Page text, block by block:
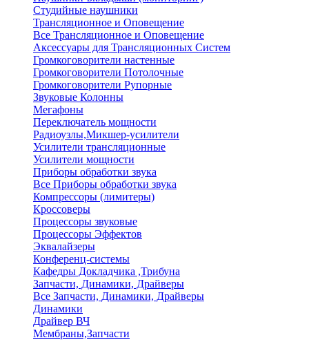
Студийные наушники
Трансляционное и Оповещение
Все Трансляционное и Оповещение
Аксессуары для Трансляционных Систем
Громкоговорители настенные
Громкоговорители Потолочные
Громкоговорители Рупорные
Звуковые Колонны
Мегафоны
Переключатель мощности
Радиоузлы,Микшер-усилители
Усилители трансляционные
Усилители мощности
Приборы обработки звука
Все Приборы обработки звука
Компрессоры (лимитеры)
Кроссоверы
Процессоры звуковые
Процессоры Эффектов
Эквалайзеры
Конференц-системы
Кафедры Докладчика ,Трибуна
Запчасти, Динамики, Драйверы
Все Запчасти, Динамики, Драйверы
Динамики
Драйвер ВЧ
Мембраны,Запчасти